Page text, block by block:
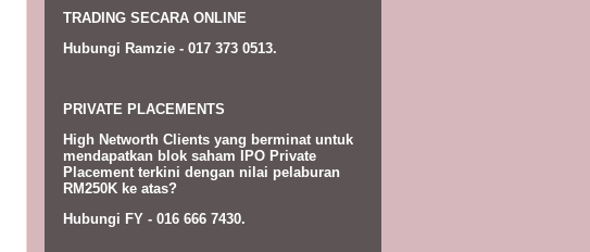
TRADING SECARA ONLINE
Hubungi Ramzie - 017 373 0513.
PRIVATE PLACEMENTS
High Networth Clients yang berminat untuk
mendapatkan blok saham IPO Private
Placement terkini dengan nilai pelaburan
RM250K ke atas?
Hubungi FY - 016 666 7430.